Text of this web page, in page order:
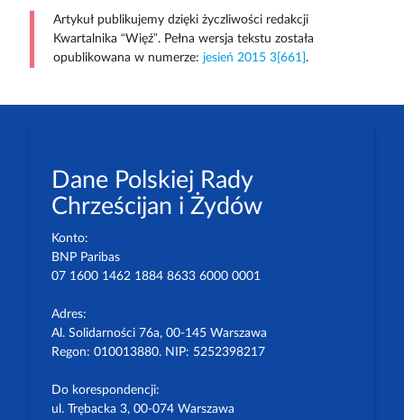
Artykuł publikujemy dzięki życzliwości redakcji
Kwartalnika “Więź”. Pełna wersja tekstu została
opublikowana w numerze: jesień 2015 3[661] .
Dane Polskiej Rady
Chrześcijan i Żydów
Konto:
BNP Paribas
07 1600 1462 1884 8633 6000 0001
Adres:
Al. Solidarności 76a, 00-145 Warszawa
Regon: 010013880. NIP: 5252398217
Do korespondencji:
ul. Trębacka 3, 00-074 Warszawa